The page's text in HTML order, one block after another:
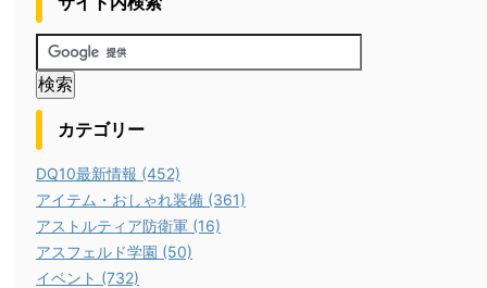
カテゴリー
DQ10最新情報 (452)
アイテム・おしゃれ装備 (361)
アストルティア防衛軍 (16)
アスフェルド学園 (50)
イベント (732)